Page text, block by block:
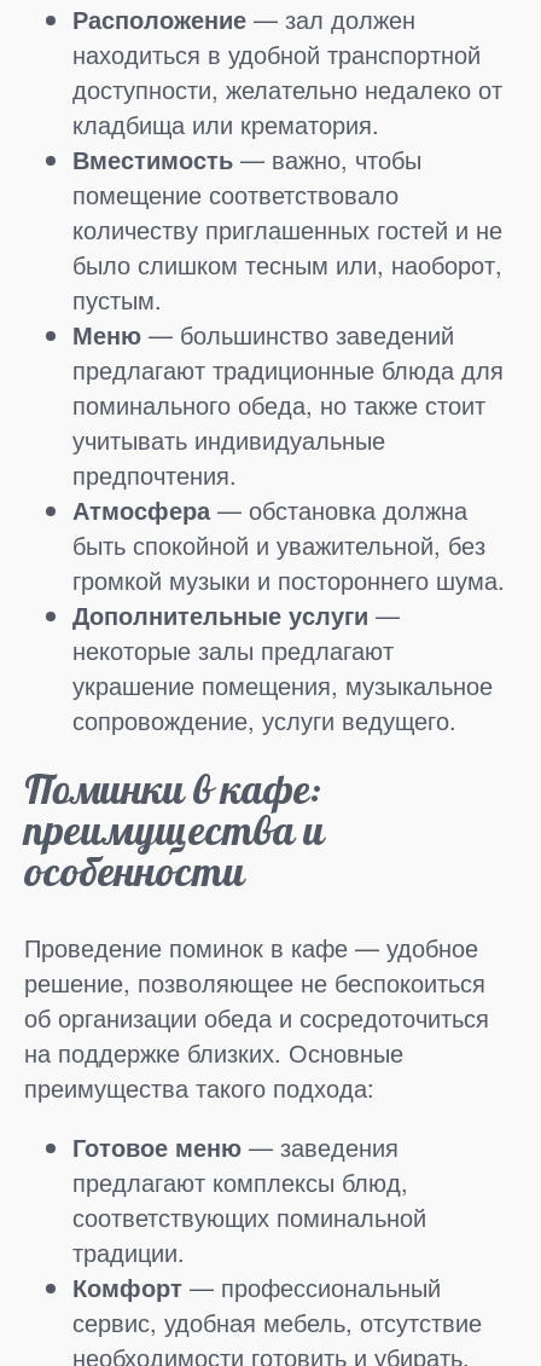
Расположение — зал должен
находиться в удобной транспортной
доступности, желательно недалеко от
кладбища или крематория.
Вместимость — важно, чтобы
помещение соответствовало
количеству приглашенных гостей и не
было слишком тесным или, наоборот,
пустым.
Меню — большинство заведений
предлагают традиционные блюда для
поминального обеда, но также стоит
учитывать индивидуальные
предпочтения.
Атмосфера— обстановка должна
быть спокойной и уважительной, без
громкой музыки и постороннего шума.
Дополнительные услуги —
некоторые залы предлагают
украшение помещения, музыкальное
сопровождение, услуги ведущего.
Поминки в кафе:
преимущества и
особенности
Проведение поминок в кафе — удобное
решение, позволяющее не беспокоиться
об организации обеда и сосредоточиться
на поддержке близких. Основные
преимущества такого подхода:
Готовое меню — заведения
предлагают комплексы блюд,
соответствующих поминальной
традиции.
Комфорт — профессиональный
сервис, удобная мебель, отсутствие
необходимости готовить и убирать.